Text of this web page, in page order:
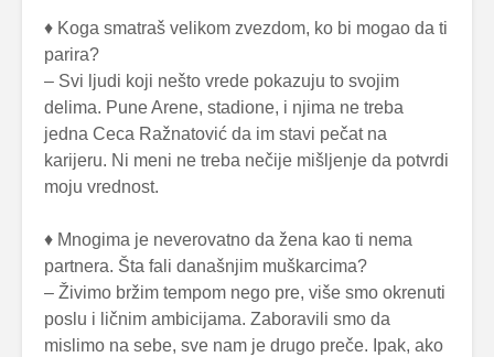
♦ Koga smatraš velikom zvezdom, ko bi mogao da ti
parira?
– Svi ljudi koji nešto vrede pokazuju to svojim
delima. Pune Arene, stadione, i njima ne treba
jedna Ceca Ražnatović da im stavi pečat na
karijeru. Ni meni ne treba nečije mišljenje da potvrdi
moju vrednost.
♦ Mnogima je neverovatno da žena kao ti nema
partnera. Šta fali današnjim muškarcima?
– Živimo bržim tempom nego pre, više smo okrenuti
poslu i ličnim ambicijama. Zaboravili smo da
mislimo na sebe, sve nam je drugo preče. Ipak, ako